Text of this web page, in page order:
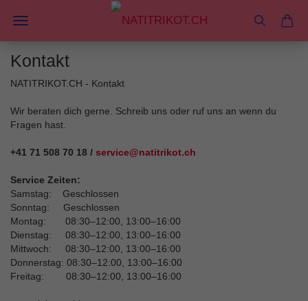
Kontakt
NATITRIKOT.CH - Kontakt
Wir beraten dich gerne. Schreib uns oder ruf uns an wenn du
Fragen hast.
+41 71 508 70 18 / service@natitrikot.ch
Service Zeiten:
Samstag: Geschlossen
Sonntag: Geschlossen
Montag: 08:30–12:00, 13:00–16:00
Dienstag: 08:30–12:00, 13:00–16:00
Mittwoch: 08:30–12:00, 13:00–16:00
Donnerstag: 08:30–12:00, 13:00–16:00
Freitag: 08:30–12:00, 13:00–16:00